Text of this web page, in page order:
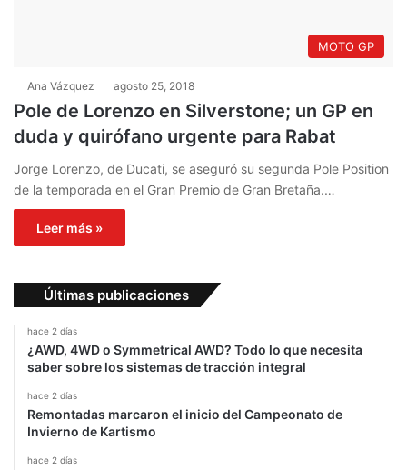
MOTO GP
Ana Vázquez agosto 25, 2018
Pole de Lorenzo en Silverstone; un GP en
duda y quirófano urgente para Rabat
Jorge Lorenzo, de Ducati, se aseguró su segunda Pole Position
de la temporada en el Gran Premio de Gran Bretaña.…
Leer más »
Últimas publicaciones
hace 2 días
¿AWD, 4WD o Symmetrical AWD? Todo lo que necesita
saber sobre los sistemas de tracción integral
hace 2 días
Remontadas marcaron el inicio del Campeonato de
Invierno de Kartismo
hace 2 días